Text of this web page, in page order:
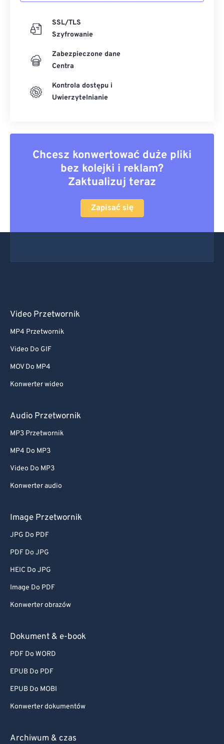
SSL/TLS
Szyfrowanie
Zabezpieczone dane
Centra
Kontrola dostępu i
Uwierzytelnianie
Chcesz konwertować duże pliki
bez kolejki i reklam?
Zaktualizuj teraz
Zapisać się
Video Przetwornik
MP4 Przetwornik
Video Do GIF
MOV Do MP4
Konwerter wideo
Audio Przetwornik
MP3 Przetwornik
MP4 Do MP3
Video Do MP3
Konwerter audio
Image Przetwornik
JPG Do PDF
PDF Do JPG
HEIC Do JPG
Image Do PDF
Konwerter obrazów
Dokument & e-book
PDF Do WORD
EPUB Do PDF
EPUB Do MOBI
Konwerter dokumentów
Archiwum & czas